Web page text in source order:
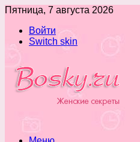
Пятница, 7 августа 2026
Войти
Switch skin